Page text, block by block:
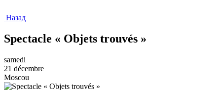
Назад
Spectacle « Objets trouvés »
samedi
21 décembre
Moscou